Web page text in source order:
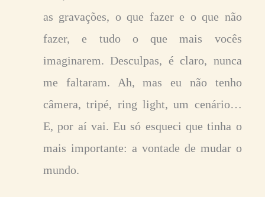
as gravações, o que fazer e o que não
fazer, e tudo o que mais vocês
imaginarem. Desculpas, é claro, nunca
me faltaram. Ah, mas eu não tenho
câmera, tripé, ring light, um cenário…
E, por aí vai. Eu só esqueci que tinha o
mais importante: a vontade de mudar o
mundo.